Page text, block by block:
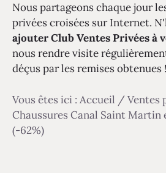
Nous partageons chaque jour
privées croisées sur Internet.
ajouter Club Ventes Privées à
nous rendre visite
déçus par les remises obtenues !
Vous êtes ici : Accueil / Ventes
Chaussures Canal Saint Martin
(-62%)